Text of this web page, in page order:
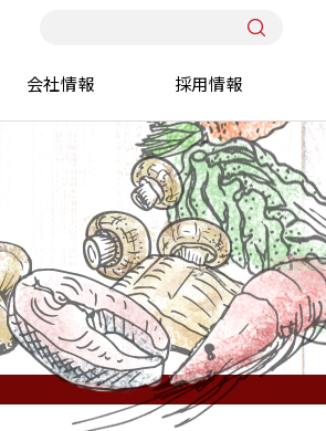
会社情報 採用情報